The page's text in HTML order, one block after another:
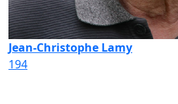
Jean-Christophe Lamy
194